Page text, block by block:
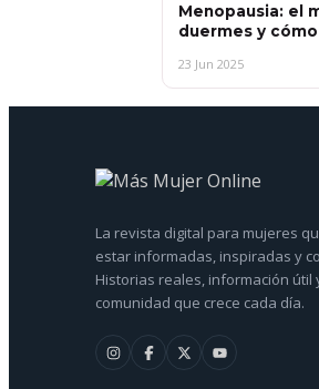
Menopausia: el
duermes y
23 Jun 2025
La revista digital para mujeres
estar informadas, inspiradas y
Historias reales, información útil
comunidad que crece cada día.